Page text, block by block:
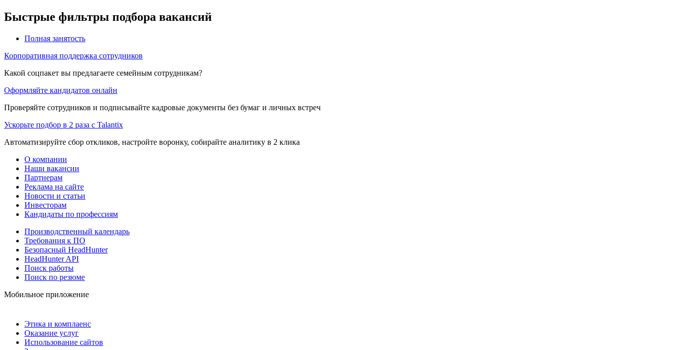
Быстрые фильтры подбора вакансий
Полная занятость
Корпоративная поддержка сотрудников
Какой соцпакет вы предлагаете семейным сотрудникам?
Оформляйте кандидатов онлайн
Проверяйте сотрудников и подписывайте кадровые документы без бумаг и личных встреч
Ускорьте подбор в 2 раза с Talantix
Автоматизируйте сбор откликов, настройте воронку, собирайте аналитику в 2 клика
О компании
Наши вакансии
Партнерам
Реклама на сайте
Новости и статьи
Инвесторам
Кандидаты по профессиям
Производственный календарь
Требования к ПО
Безопасный HeadHunter
HeadHunter API
Поиск работы
Поиск по резюме
Мобильное приложение
Этика и комплаенс
Оказание услуг
Использование сайтов